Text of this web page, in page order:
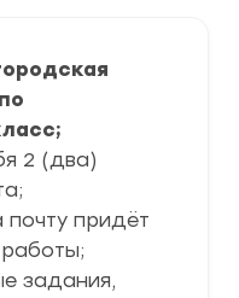
;
2 (два)
почту придёт
задания,